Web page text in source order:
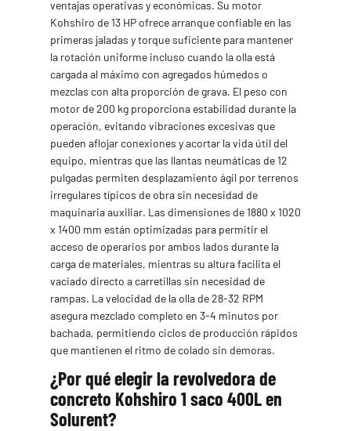
ventajas operativas y económicas. Su motor
Kohshiro de 13 HP ofrece arranque confiable en las
primeras jaladas y torque suficiente para mantener
la rotación uniforme incluso cuando la olla está
cargada al máximo con agregados húmedos o
mezclas con alta proporción de grava. El peso con
motor de 200 kg proporciona estabilidad durante la
operación, evitando vibraciones excesivas que
pueden aflojar conexiones y acortar la vida útil del
equipo, mientras que las llantas neumáticas de 12
pulgadas permiten desplazamiento ágil por terrenos
irregulares típicos de obra sin necesidad de
maquinaria auxiliar. Las dimensiones de 1880 x 1020
x 1400 mm están optimizadas para permitir el
acceso de operarios por ambos lados durante la
carga de materiales, mientras su altura facilita el
vaciado directo a carretillas sin necesidad de
rampas. La velocidad de la olla de 28-32 RPM
asegura mezclado completo en 3-4 minutos por
bachada, permitiendo ciclos de producción rápidos
que mantienen el ritmo de colado sin demoras.
¿Por qué elegir la revolvedora de
concreto Kohshiro 1 saco 400L en
Solurent?